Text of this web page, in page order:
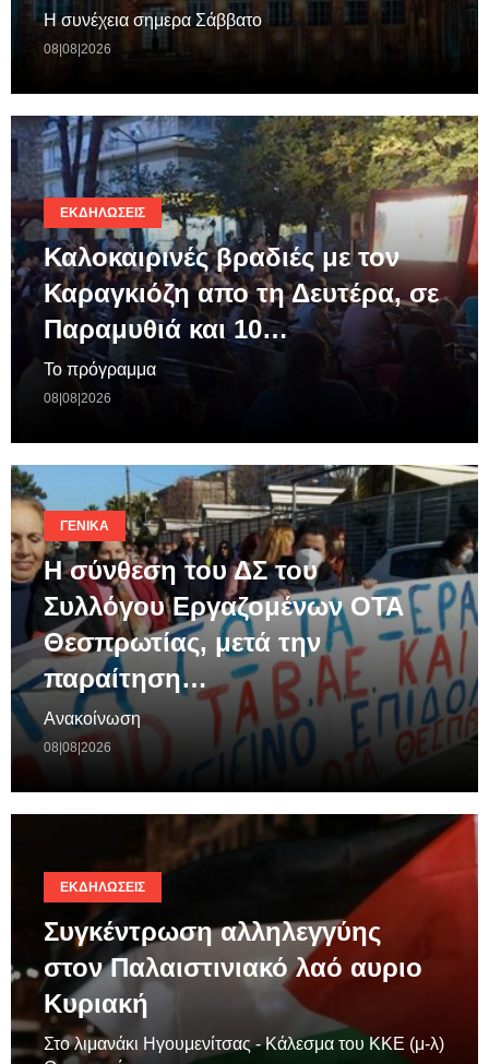
Η συνέχεια σημερα Σάββατο
08|08|2026
ΕΚΔΗΛΏΣΕΙΣ
Καλοκαιρινές βραδιές με τον
Καραγκιόζη απο τη Δευτέρα, σε
Παραμυθιά και 10…
Το πρόγραμμα
08|08|2026
ΓΕΝΙΚΆ
Η σύνθεση του ΔΣ του
Συλλόγου Εργαζομένων ΟΤΑ
Θεσπρωτίας, μετά την
παραίτηση…
Ανακοίνωση
08|08|2026
ΕΚΔΗΛΏΣΕΙΣ
Συγκέντρωση αλληλεγγύης
στον Παλαιστινιακό λαό αυριο
Κυριακή
Στο λιμανάκι Ηγουμενίτσας - Κάλεσμα του ΚΚΕ (μ-λ)